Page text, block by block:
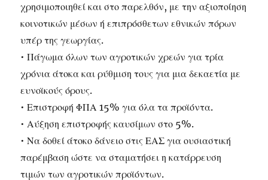
χρησιμοποιηθεί και στο παρελθόν, με την αξιοποίηση
κοινοτικών μέσων ή επιπρόσθετων εθνικών πόρων
υπέρ της γεωργίας.
• Πάγωμα όλων των αγροτικών χρεών για τρία
χρόνια άτοκα και ρύθμιση τους για μια δεκαετία με
ευνοϊκούς όρους.
• Επιστροφή ΦΠΑ 15% για όλα τα προϊόντα.
• Αύξηση επιστροφής καυσίμων στο 5%.
• Να δοθεί άτοκο δάνειο στις ΕΑΣ για ουσιαστική
παρέμβαση ώστε να σταματήσει η κατάρρευση
τιμών των αγροτικών προϊόντων.